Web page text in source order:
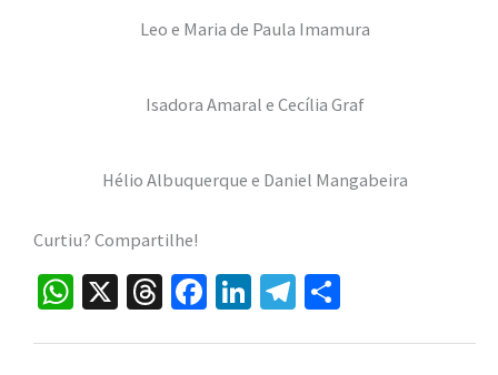
Leo e Maria de Paula Imamura
Isadora Amaral e Cecília Graf
Hélio Albuquerque e Daniel Mangabeira
Curtiu? Compartilhe!
W X
T
Fa Li Te